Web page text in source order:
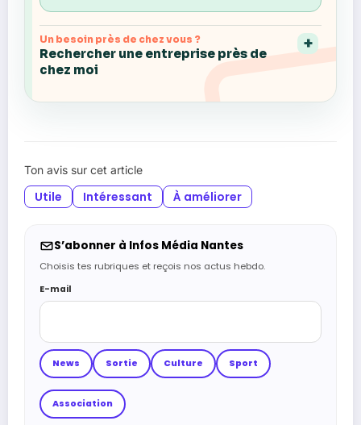
Un besoin près de chez vous ?
Rechercher une entreprise près de
chez moi
Ton avis sur cet article
Utile Intéressant À améliorer
S’abonner à Infos Média Nantes
Choisis tes rubriques et reçois nos actus hebdo.
E-mail
News Sortie Culture Sport
Association